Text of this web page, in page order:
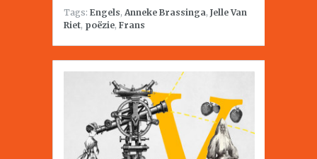
Tags: Engels, Anneke Brassinga, Jelle Van
Riet, poëzie, Frans